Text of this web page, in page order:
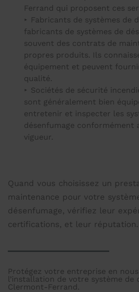
Ferrand qui proposent ces
Fabricants de systèmes de
fabricants de systèmes de
souvent des contrats de
propres produits. Ils
équipement et peuvent
qualité.
Sociétés de sécurité
sont généralement bien
entretenir et inspecter les
désenfumage conformément
vigueur.
Quand vous choisissez un
maintenance pour votre
désenfumage, vérifiez leur
certifications, et leur réputation.
Protégez votre entreprise en
l’installation de votre système de
Clermont-Ferrand.